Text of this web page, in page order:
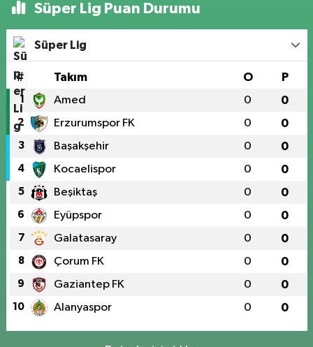
Süper Lig Puan Durumu
Süper Lig
# Takım O P
1 Amed 0 0
2 Erzurumspor FK 0 0
3 Başakşehir 0 0
4 Kocaelispor 0 0
5 Beşiktaş 0 0
6 Eyüpspor 0 0
7 Galatasaray 0 0
8 Çorum FK 0 0
9 Gaziantep FK 0 0
10 Alanyaspor 0 0